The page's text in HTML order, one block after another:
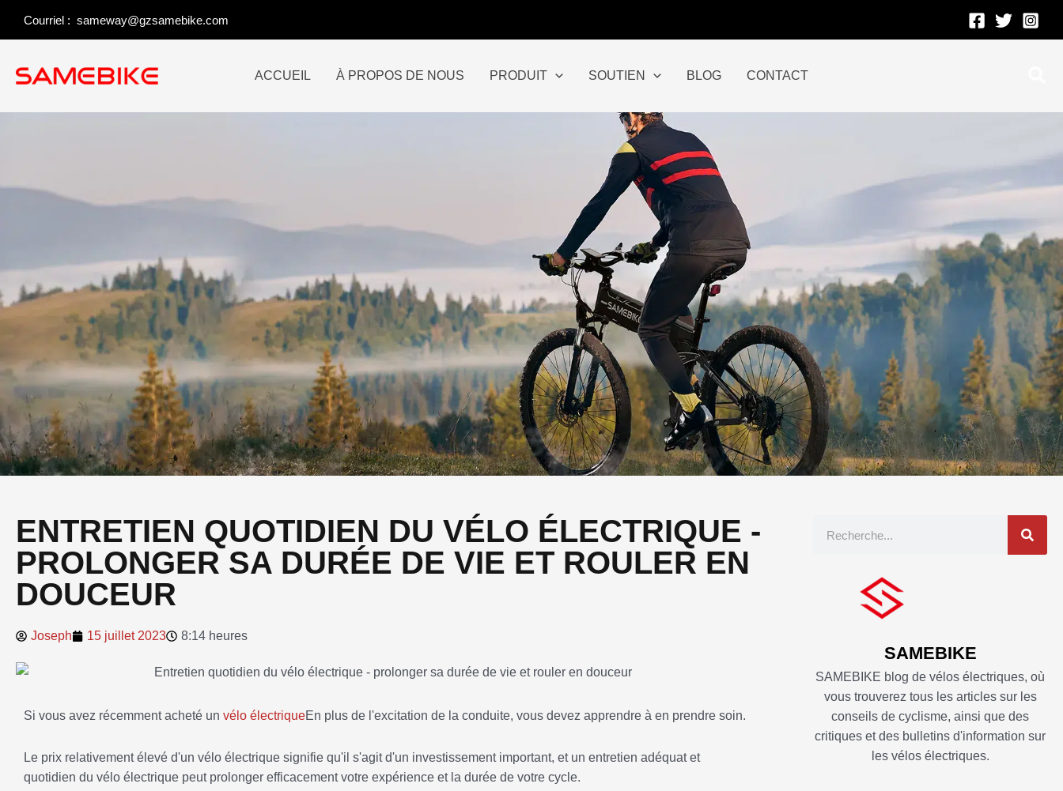
Courriel : sameway@gzsamebike.com
ACCUEIL À PROPOS DE NOUS PRODUIT SOUTIEN BLOG CONTACT
ENTRETIEN QUOTIDIEN DU VÉLO ÉLECTRIQUE -
PROLONGER SA DURÉE DE VIE ET ROULER EN
DOUCEUR
Joseph 15 juillet 2023 8:14 heures
Si vous avez récemment acheté un vélo électriqueEn plus de l'excitation de la conduite, vous devez apprendre à en prendre soin.
Le prix relativement élevé d'un vélo électrique signifie qu'il s'agit d'un investissement important, et un entretien adéquat et
quotidien du vélo électrique peut prolonger efficacement votre expérience et la durée de votre cycle.
SAMEBIKE
SAMEBIKE blog de vélos électriques, où
vous trouverez tous les articles sur les
conseils de cyclisme, ainsi que des
critiques et des bulletins d'information sur
les vélos électriques.